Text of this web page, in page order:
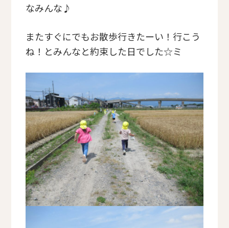
なみんな♪
またすぐにでもお散歩行きたーい！行こう
ね！とみんなと約束した日でした☆ミ